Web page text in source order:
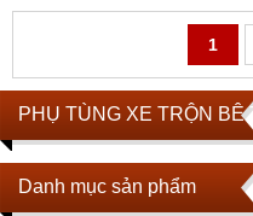
PHỤ TÙNG XE TRỘN BÊ
Danh mục sản phẩm
1